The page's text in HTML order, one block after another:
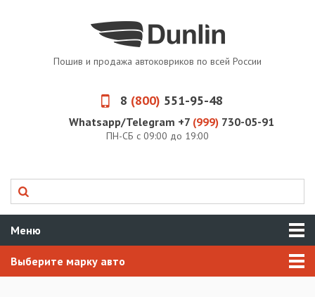
Пошив и продажа автоковриков по всей России
8 (800) 551-95-48
Whatsapp/Telegram +7 (999) 730-05-91
ПН-СБ с 09:00 до 19:00
Меню
Выберите марку авто